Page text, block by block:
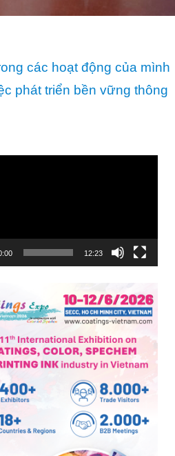
các hoạt động của mình
phát triển bền vững thông
12:23